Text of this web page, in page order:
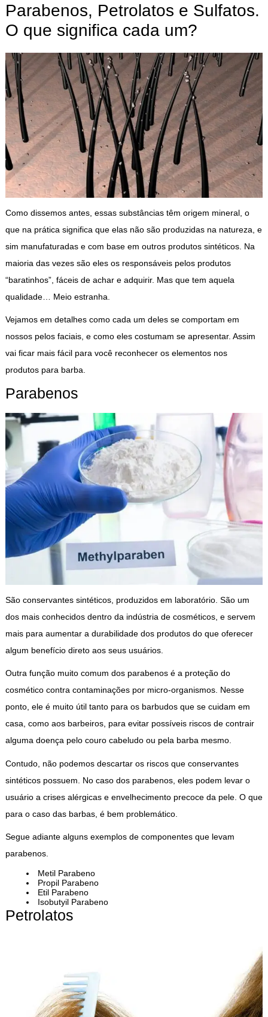
Parabenos, Petrolatos e Sulfatos.
O que significa cada um?
Como dissemos antes, essas substâncias têm origem mineral, o
que na prática significa que elas não são produzidas na natureza, e
sim manufaturadas e com base em outros produtos sintéticos. Na
maioria das vezes são eles os responsáveis pelos produtos
“baratinhos”, fáceis de achar e adquirir. Mas que tem aquela
qualidade… Meio estranha.
Vejamos em detalhes como cada um deles se comportam em
nossos pelos faciais, e como eles costumam se apresentar. Assim
vai ficar mais fácil para você reconhecer os elementos nos
produtos para barba.
Parabenos
São conservantes sintéticos, produzidos em laboratório. São um
dos mais conhecidos dentro da indústria de cosméticos, e servem
mais para aumentar a durabilidade dos produtos do que oferecer
algum benefício direto aos seus usuários.
Outra função muito comum dos parabenos é a proteção do
cosmético contra contaminações por micro-organismos. Nesse
ponto, ele é muito útil tanto para os barbudos que se cuidam em
casa, como aos barbeiros, para evitar possíveis riscos de contrair
alguma doença pelo couro cabeludo ou pela barba mesmo.
Contudo, não podemos descartar os riscos que conservantes
sintéticos possuem. No caso dos parabenos, eles podem levar o
usuário a crises alérgicas e envelhecimento precoce da pele. O que
para o caso das barbas, é bem problemático.
Segue adiante alguns exemplos de componentes que levam
parabenos.
Metil Parabeno
Propil Parabeno
Etil Parabeno
Isobutyil Parabeno
Petrolatos